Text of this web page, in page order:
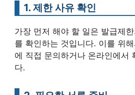
1. 제한 사유 확인
가장 먼저 해야 할 일은 발급제
를 확인하는 것입니다. 이를 위
에 직접 문의하거나 온라인에서
다.